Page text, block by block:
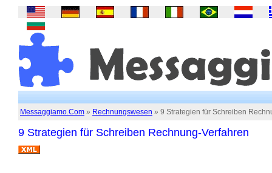
Messaggiamo.Com » Rechnungswesen » 9 Strategien für Schreiben
9 Strategien für Schreiben Rechnung-Verfahren